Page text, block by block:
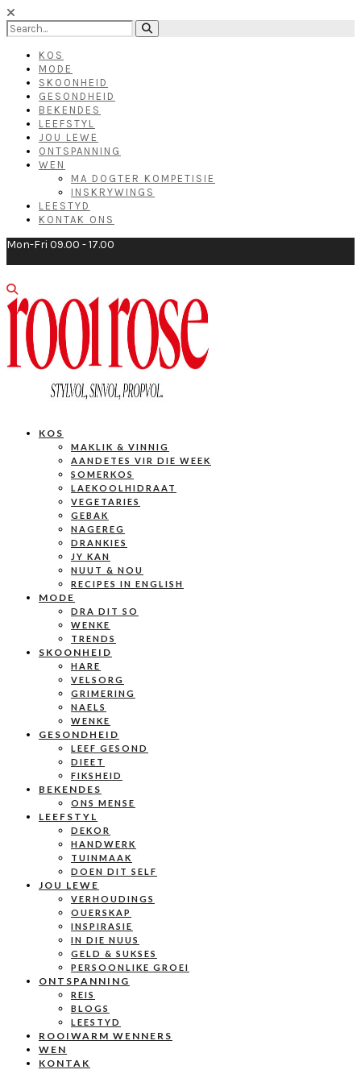
KOS
MODE
SKOONHEID
GESONDHEID
BEKENDES
LEEFSTYL
JOU LEWE
ONTSPANNING
WEN
MA DOGTER KOMPETISIE
INSKRYWINGS
LEESTYD
KONTAK ONS
Mon-Fri 09.00 - 17.00
KOS
MAKLIK & VINNIG
AANDETES VIR DIE WEEK
SOMERKOS
LAEKOOLHIDRAAT
VEGETARIES
GEBAK
NAGEREG
DRANKIES
JY KAN
NUUT & NOU
RECIPES IN ENGLISH
MODE
DRA DIT SO
WENKE
TRENDS
SKOONHEID
HARE
VELSORG
GRIMERING
NAELS
WENKE
GESONDHEID
LEEF GESOND
DIEET
FIKSHEID
BEKENDES
ONS MENSE
LEEFSTYL
DEKOR
HANDWERK
TUINMAAK
DOEN DIT SELF
JOU LEWE
VERHOUDINGS
OUERSKAP
INSPIRASIE
IN DIE NUUS
GELD & SUKSES
PERSOONLIKE GROEI
ONTSPANNING
REIS
BLOGS
LEESTYD
ROOIWARM WENNERS
WEN
KONTAK